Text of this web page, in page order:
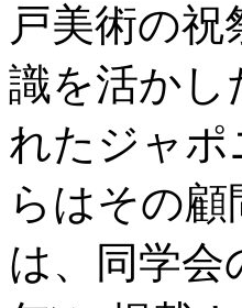
戸美術の
識を活かし
れたジャポ
らはその
は、同学会